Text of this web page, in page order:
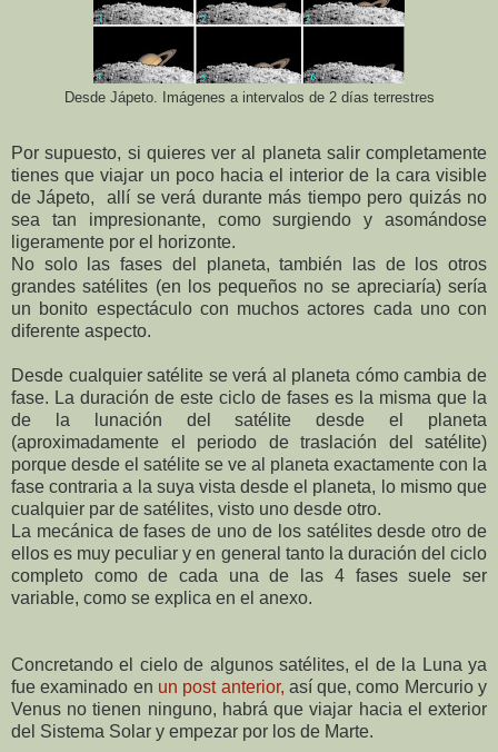
Desde Jápeto. Imágenes a intervalos de 2 días terrestres
Por supuesto, si quieres ver al planeta salir completamente
tienes que viajar un poco hacia el interior de la cara visible
de Jápeto, allí se verá durante más tiempo pero quizás no
sea tan impresionante, como surgiendo y asomándose
ligeramente por el horizonte.
No solo las fases del planeta, también las de los otros
grandes satélites (en los pequeños no se apreciaría) sería
un bonito espectáculo con muchos actores cada uno con
diferente aspecto.
Desde cualquier satélite se verá al planeta cómo cambia de
fase. La duración de este ciclo de fases es la misma que la
de la lunación del satélite desde el planeta
(aproximadamente el periodo de traslación del satélite)
porque desde el satélite se ve al planeta exactamente con la
fase contraria a la suya vista desde el planeta, lo mismo que
cualquier par de satélites, visto uno desde otro.
La mecánica de fases de uno de los satélites desde otro de
ellos es muy peculiar y en general tanto la duración del ciclo
completo como de cada una de las 4 fases suele ser
variable, como se explica en el anexo.
Concretando el cielo de algunos satélites, el de la Luna ya
fue examinado en un post anterior, así que, como Mercurio y
Venus no tienen ninguno, habrá que viajar hacia el exterior
del Sistema Solar y empezar por los de Marte.